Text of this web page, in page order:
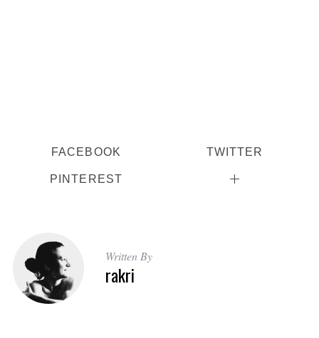
FACEBOOK TWITTER
PINTEREST
Written By
rakri